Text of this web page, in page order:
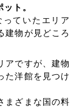
ト。
ていたエリア
建物が見どころ
アですが、建物
た洋館を見つけ
まざまな国の料